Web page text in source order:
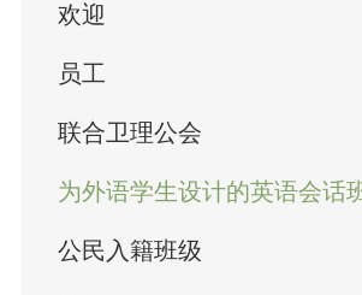
欢迎
员工
联合卫理公会
为外语学生设计的英语会话班
公民入籍班级